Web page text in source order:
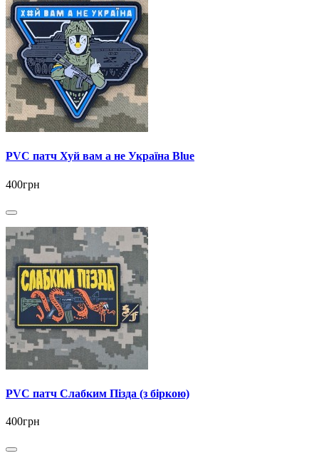
PVC патч Хуй вам а не Україна Blue
400грн
PVC патч Слабким Пізда (з біркою)
400грн